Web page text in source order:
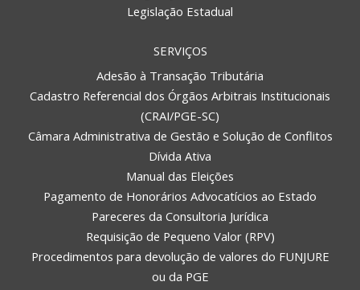
Legislação Estadual
SERVIÇOS
Adesão à Transação Tributária
Cadastro Referencial dos Órgãos Arbitrais Institucionais
(CRAI/PGE-SC)
Câmara Administrativa de Gestão e Solução de Conflitos
Dívida Ativa
Manual das Eleições
Pagamento de Honorários Advocatícios ao Estado
Pareceres da Consultoria Jurídica
Requisição de Pequeno Valor (RPV)
Procedimentos para devolução de valores do FUNJURE
ou da PGE